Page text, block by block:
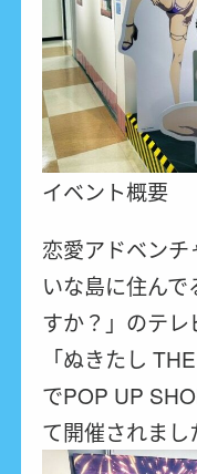
イベント概要
恋愛アドベン
いな島に住ん
すか？」のテレ
「ぬきたし
でPOP UP
て開催されまし